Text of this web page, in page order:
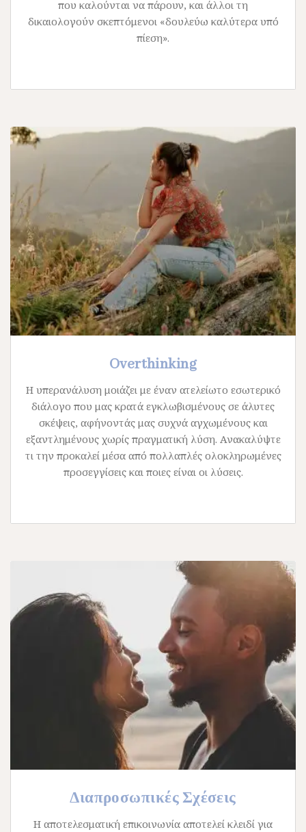
που καλούνται να πάρουν, και άλλοι τη
δικαιολογούν σκεπτόμενοι «δουλεύω καλύτερα υπό
πίεση».
Overthinking
Η υπερανάλυση μοιάζει με έναν ατελείωτο εσωτερικό
διάλογο που μας κρατά εγκλωβισμένους σε άλυτες
σκέψεις, αφήνοντάς μας συχνά αγχωμένους και
εξαντλημένους χωρίς πραγματική λύση. Ανακαλύψτε
τι την προκαλεί μέσα από πολλαπλές ολοκληρωμένες
προσεγγίσεις και ποιες είναι οι λύσεις.
Διαπροσωπικές Σχέσεις
Η αποτελεσματική επικοινωνία αποτελεί κλειδί για